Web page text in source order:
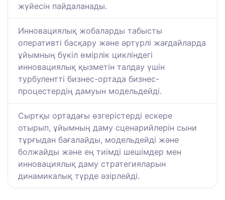
жүйесін пайдаланады.
Инновациялық жобаларды табысты
оперативті басқару және әртүрлі жағдайларда
ұйымның бүкіл өмірлік цикліндегі
инновациялық қызметін талдау үшін
турбулентті бизнес-ортада бизнес-
процестердің дамуын модельдейді.
Сыртқы ортадағы өзгерістерді ескере
отырып, ұйымның даму сценарийлерін сыни
тұрғыдан бағалайды, модельдейді және
болжайды және ең тиімді шешімдер мен
инновациялық даму стратегияларын
динамикалық түрде әзірлейді.